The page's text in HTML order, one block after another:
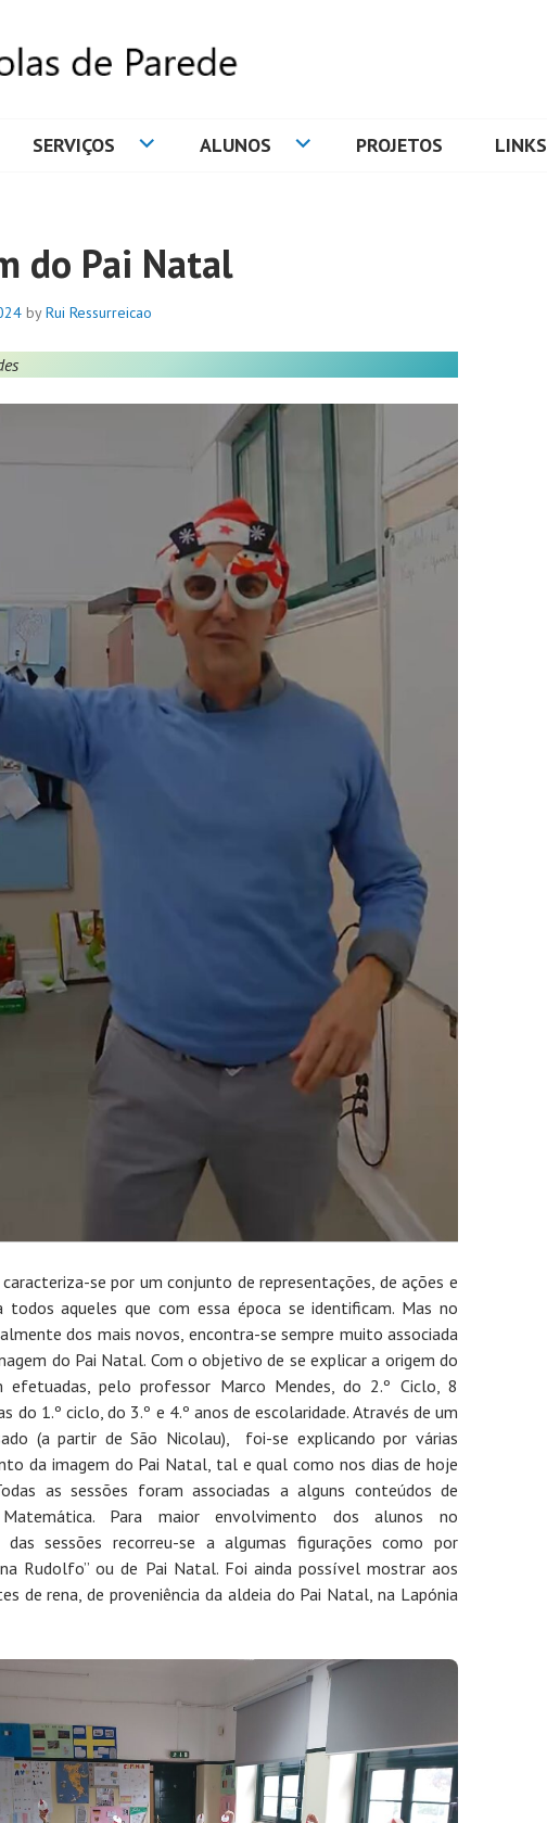
SERVIÇOS ALUNOS PROJETOS LINKS
do Pai Natal
byRui Ressurreicao
se por um conjunto de representações, de ações e
todos aqueles que com essa época se identificam. Mas no
dos mais novos, encontra-se sempre muito associada
do Pai Natal. Com o objetivo de se explicar a origem do
pelo professor Marco Mendes, do 2.º Ciclo, 8
do 1.º ciclo, do 3.º e 4.º anos de escolaridade. Através de um
(a partir de São Nicolau), foi-se explicando por várias
da imagem do Pai Natal, tal e qual como nos dias de hoje
as sessões foram associadas a alguns conteúdos de
Para maior envolvimento dos alunos no
das sessões recorreu-se a algumas figurações como por
Rudolfo” ou de Pai Natal. Foi ainda possível mostrar aos
de rena, de proveniência da aldeia do Pai Natal, na Lapónia